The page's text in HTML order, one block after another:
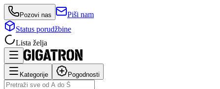
Pozovi nas
Piši nam
Status porudžbine
Lista želja
Kategorije Pogodnosti